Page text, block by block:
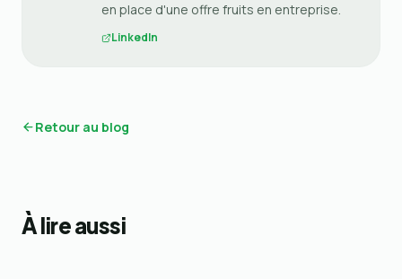
en place d'une offre fruits en entreprise.
LinkedIn
Retour au blog
À lire aussi